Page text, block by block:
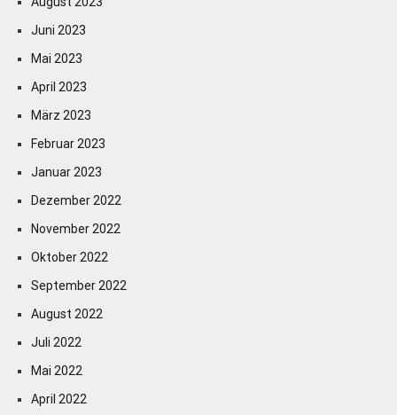
Juni 2023
Mai 2023
April 2023
März 2023
Februar 2023
Januar 2023
Dezember 2022
November 2022
Oktober 2022
September 2022
August 2022
Juli 2022
Mai 2022
April 2022